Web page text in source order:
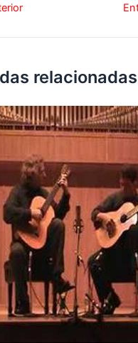
relacionadas